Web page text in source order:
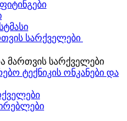
სარქველები
მართვის სარქველები
ტექნიკის ონკანები და